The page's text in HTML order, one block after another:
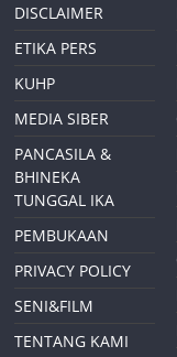
DISCLAIMER
ETIKA PERS
KUHP
MEDIA SIBER
PANCASILA &
BHINEKA
TUNGGAL IKA
PEMBUKAAN
PRIVACY POLICY
SENI&FILM
TENTANG KAMI